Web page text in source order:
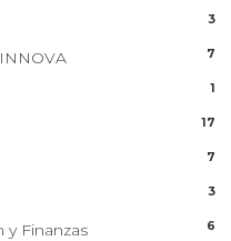
3
7
1
17
7
3
Finanzas 6